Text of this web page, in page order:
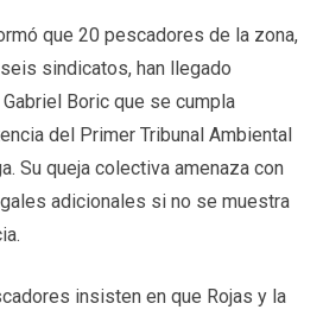
que 20 pescadores de la zona,
sindicatos, han llegado
Boric que se cumpla
del Primer Tribunal Ambiental
Su queja colectiva amenaza con
adicionales si no se muestra
insisten en que Rojas y la